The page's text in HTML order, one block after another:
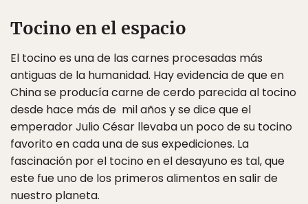
Tocino en el espacio
El tocino es una de las carnes procesadas más
antiguas de la humanidad. Hay evidencia de que en
China se producía carne de cerdo parecida al tocino
desde hace más de mil años y se dice que el
emperador Julio César llevaba un poco de su tocino
favorito en cada una de sus expediciones. La
fascinación por el tocino en el desayuno es tal, que
este fue uno de los primeros alimentos en salir de
nuestro planeta.